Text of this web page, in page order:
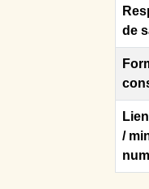
de
/